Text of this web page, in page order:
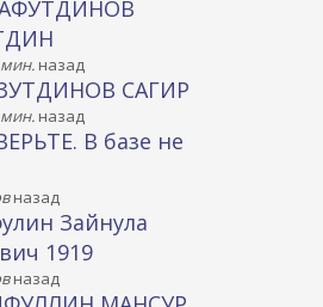
назад
САГИР
назад
В базе не
назад
Зайнула
1919
назад